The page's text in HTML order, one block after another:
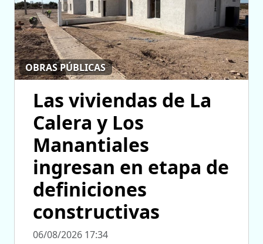
OBRAS PÚBLICAS
Las viviendas de La
Calera y Los
Manantiales
ingresan en etapa de
definiciones
constructivas
06/08/2026 17:34